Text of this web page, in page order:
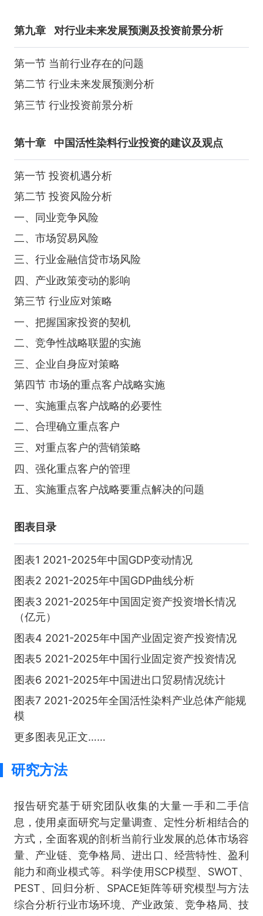
第九章 对行业未来发展预测及投资前景分析
第一节 当前行业存在的问题
第二节 行业未来发展预测分析
第三节 行业投资前景分析
第十章 中国活性染料行业投资的建议及观点
第一节 投资机遇分析
第二节 投资风险分析
一、同业竞争风险
二、市场贸易风险
三、行业金融信贷市场风险
四、产业政策变动的影响
第三节 行业应对策略
一、把握国家投资的契机
二、竞争性战略联盟的实施
三、企业自身应对策略
第四节 市场的重点客户战略实施
一、实施重点客户战略的必要性
二、合理确立重点客户
三、对重点客户的营销策略
四、强化重点客户的管理
五、实施重点客户战略要重点解决的问题
图表目录
图表1 2021-2025年中国GDP变动情况
图表2 2021-2025年中国GDP曲线分析
图表3 2021-2025年中国固定资产投资增长情况
（亿元）
图表4 2021-2025年中国产业固定资产投资情况
图表5 2021-2025年中国行业固定资产投资情况
图表6 2021-2025年中国进出口贸易情况统计
图表7 2021-2025年全国活性染料产业总体产能规
模
更多图表见正文……
研究方法
报告研究基于研究团队收集的大量一手和二手信
息，使用桌面研究与定量调查、定性分析相结合的
方式，全面客观的剖析当前行业发展的总体市场容
量、产业链、竞争格局、进出口、经营特性、盈利
能力和商业模式等。科学使用SCP模型、SWOT、
PEST、回归分析、SPACE矩阵等研究模型与方法
综合分析行业市场环境、产业政策、竞争格局、技